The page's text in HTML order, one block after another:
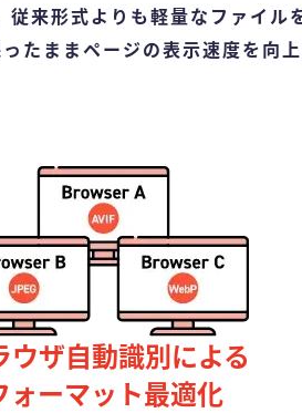
従来形式よりも軽量なファイル
たままページの表示速度を向
ウザ自動識別による
ォーマット最適化